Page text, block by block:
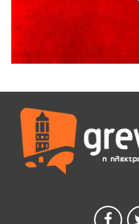
41η Γιορτή Κρασιού στο
5 Αυγούστου 2026
ΕΥΧΑΡΙΣΤΙΕΣ
4 Αυγούστου 2026
Έκτακτη χρηματοδότηση